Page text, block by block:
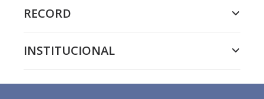
RECORD
INSTITUCIONAL